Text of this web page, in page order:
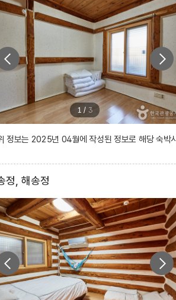
1 / 3
정보는 2025년 04월에 작성된 정보로 해당 숙박
정, 해송정